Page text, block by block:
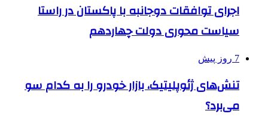
اجرای توافقات دوجانبه با پاکستان در راستا
سیاست محوری دولت چهاردهم
7 روز پیش
تنش‌های ژئوپلیتیک، بازار خودرو را به کدام سو
می‌برد؟